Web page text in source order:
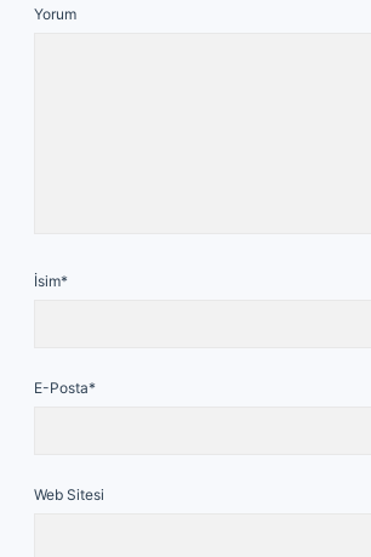
Yorum
İsim*
E-Posta*
Web Sitesi